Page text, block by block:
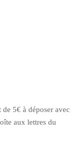
5€ à déposer avec
aux lettres du